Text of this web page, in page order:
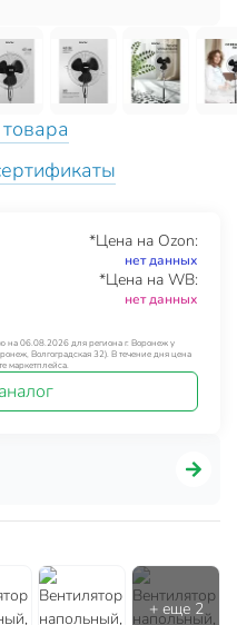
*Цена на Ozon:
нет данных
*Цена на WB:
нет данных
на 06.08.2026 для региона г. Воронеж у
Волгоградская 32). В течение дня цена
маркетплейса.